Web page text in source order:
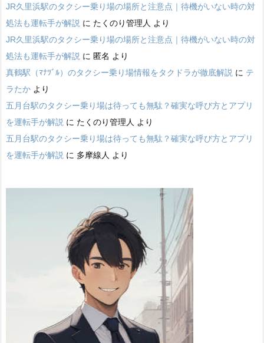
JR久里浜駅のタクシー乗り場の場所と注意点｜待機がいない時の対
処法も運転手が解説 に たくのり管理人 より
JR久里浜駅のタクシー乗り場の場所と注意点｜待機がいない時の対
処法も運転手が解説 に 匿名 より
真鶴駅（ﾏﾅﾂﾞﾙ）のタクシー乗り場情報をタクドラが徹底解説 に テ
ラたか より
五月台駅のタクシー乗り場は待っても無駄？確実な呼び方とアプリ
を運転手が解説 に たくのり管理人 より
五月台駅のタクシー乗り場は待っても無駄？確実な呼び方とアプリ
を運転手が解説 に 多摩線人 より